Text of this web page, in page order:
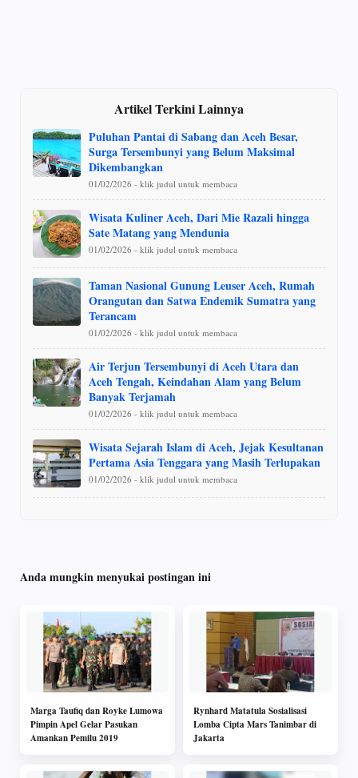
Artikel Terkini Lainnya
Puluhan Pantai di Sabang dan Aceh Besar,
Surga Tersembunyi yang Belum Maksimal
Dikembangkan
01/02/2026 - klik judul untuk membaca
Wisata Kuliner Aceh, Dari Mie Razali hingga
Sate Matang yang Mendunia
01/02/2026 - klik judul untuk membaca
Taman Nasional Gunung Leuser Aceh, Rumah
Orangutan dan Satwa Endemik Sumatra yang
Terancam
01/02/2026 - klik judul untuk membaca
Air Terjun Tersembunyi di Aceh Utara dan
Aceh Tengah, Keindahan Alam yang Belum
Banyak Terjamah
01/02/2026 - klik judul untuk membaca
Wisata Sejarah Islam di Aceh, Jejak Kesultanan
Pertama Asia Tenggara yang Masih Terlupakan
01/02/2026 - klik judul untuk membaca
Anda mungkin menyukai postingan ini
Marga Taufiq dan Royke Lumowa
Pimpin Apel Gelar Pasukan
Amankan Pemilu 2019
Rynhard Matatula Sosialisasi
Lomba Cipta Mars Tanimbar di
Jakarta